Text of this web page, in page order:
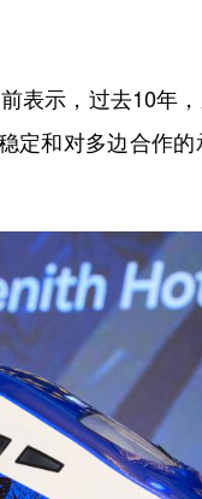
示，过去10年，
定和对多边合作